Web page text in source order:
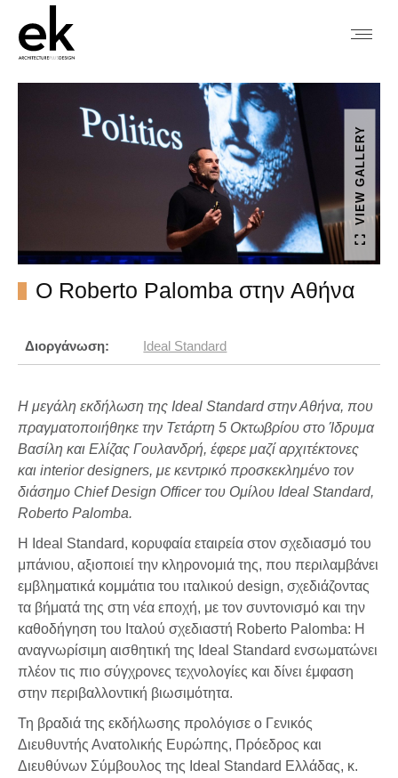
VIEW GALLERY
O Roberto Palomba στην Αθήνα
Διοργάνωση: Ideal Standard
Η μεγάλη εκδήλωση της Ideal Standardστην Αθήνα, που
πραγματοποιήθηκε την Τετάρτη 5 Οκτωβρίου στο Ίδρυμα
Βασίλη και Ελίζας Γουλανδρή, έφερε μαζί αρχιτέκτονες
και interior designers, με κεντρικό προσκεκλημένο τον
διάσημο Chief Design Officerτου Ομίλου Ideal Standard,
Roberto Palomba.
Η Ideal Standard, κορυφαία εταιρεία στον σχεδιασμό του
μπάνιου, αξιοποιεί την κληρονομιά της, που περιλαμβάνει
εμβληματικά κομμάτια του ιταλικού design, σχεδιάζοντας
τα βήματά της στη νέα εποχή, με τον συντονισμό και την
καθοδήγηση του Ιταλού σχεδιαστή Roberto Palomba: Η
αναγνωρίσιμη αισθητική της Ideal Standard ενσωματώνει
πλέον τις πιο σύγχρονες τεχνολογίες και δίνει έμφαση
στην περιβαλλοντική βιωσιμότητα.
Τη βραδιά της εκδήλωσης προλόγισε ο Γενικός
Διευθυντής Ανατολικής Ευρώπης, Πρόεδρος και
Διευθύνων Σύμβουλος της Ideal Standard Ελλάδας, κ.